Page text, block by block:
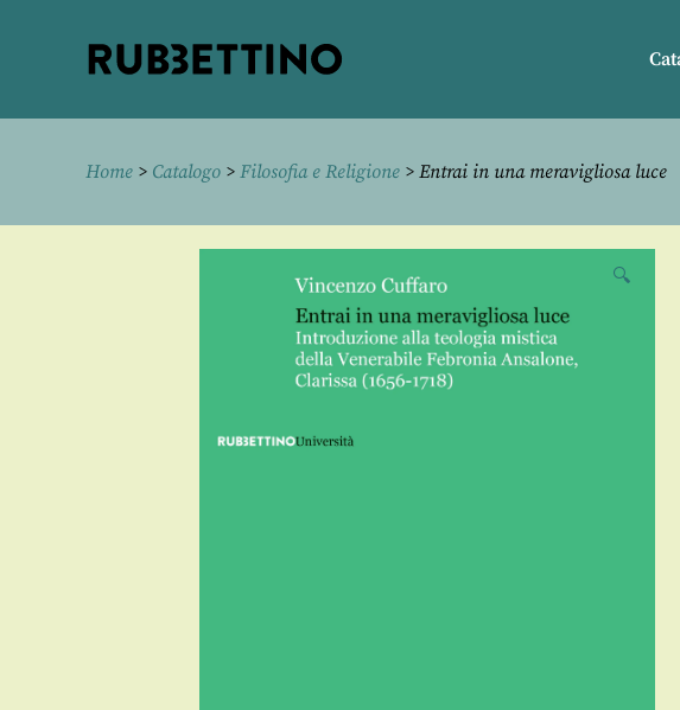
Home > Catalogo > Filosofia e Religione > Entrai in una meravigliosa luce
🔍